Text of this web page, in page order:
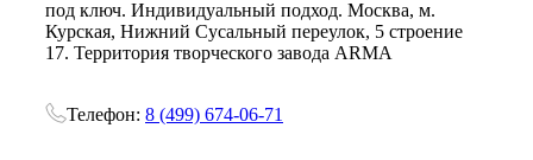
под ключ. Индивидуальный подход. Москва, м.
Курская, Нижний Сусальный переулок, 5 строение
17. Территория творческого завода ARMA
Телефон: 8 (499) 674-06-71